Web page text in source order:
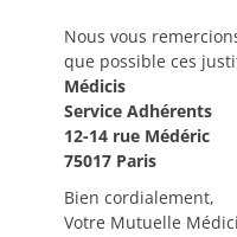
Nous vous
que possible ces
Médicis
Service Adhérents
12-14 rue Médéric
75017 Paris
Bien cordialement,
Votre Mutuelle